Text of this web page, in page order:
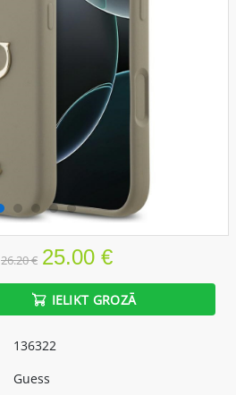
26.20 € 25.00 €
IELIKT GROZĀ
136322
Guess